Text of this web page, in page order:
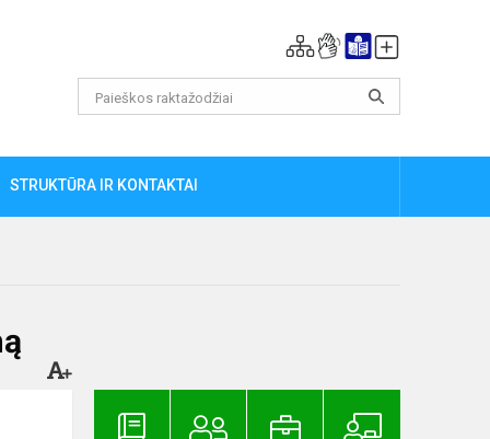
STRUKTŪRA IR KONTAKTAI